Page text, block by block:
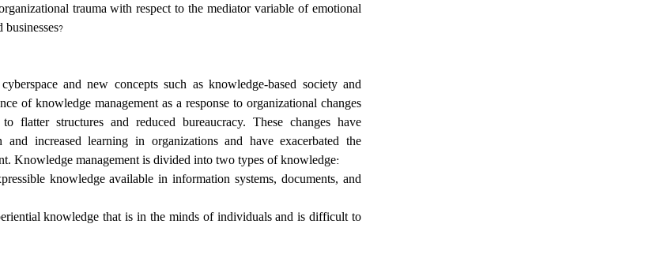
trauma with respect to the mediator variable of emotional
?
and new concepts such as knowledge-based society and
of knowledge management as a response to organizational changes
flatter structures and reduced bureaucracy. These changes have
and increased learning in organizations and have exacerbated the
Knowledge management is divided into two types of knowledge:
knowledge available in information systems, documents, and
knowledge that is in the minds of individuals and is difficult to